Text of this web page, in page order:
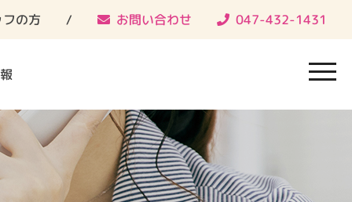
の方 / お問い合わせ 047-432-1431